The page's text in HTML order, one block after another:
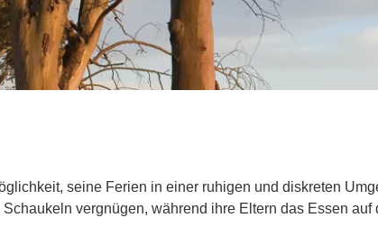
seine Ferien in einer ruhigen und diskreten
Schaukeln vergnügen, während ihre Eltern das Essen